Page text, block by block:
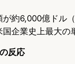
が約6,000億ドル
国企業史上最大の
反応